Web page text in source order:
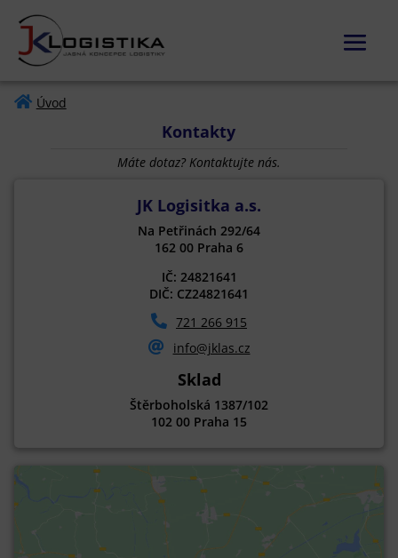
 Úvod
Kontakty
Máte dotaz? Kontaktujte nás.
JK Logisitka a.s.
Na Petřinách 292/64
162 00 Praha 6
IČ: 24821641
DIČ: CZ24821641
721 266 915
info@jklas.cz
Sklad
Štěrboholská 1387/102
102 00 Praha 15